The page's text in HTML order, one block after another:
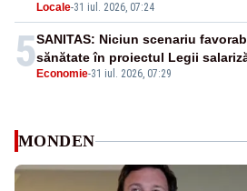
Locale-31 iul. 2026, 07:24
5 Economie-31 iul. 2026, 07:29
SANITAS: Niciun scenariu
sănătate în proiectul Legii
MONDEN